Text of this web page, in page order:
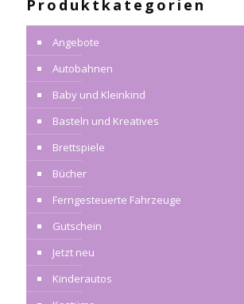
Produktkategorien
Angebote
Autobahnen
Baby und Kleinkind
Basteln und Kreatives
Brettspiele
Bücher
Ferngesteuerte Fahrzeuge
Gutschein
Jetzt neu
Kinderautos